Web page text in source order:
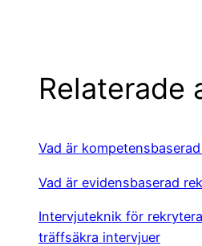
b
o
k
dI
Relaterade
Vad är
Vad är evidensbaserad
Intervjuteknik för
träffsäkra intervjuer